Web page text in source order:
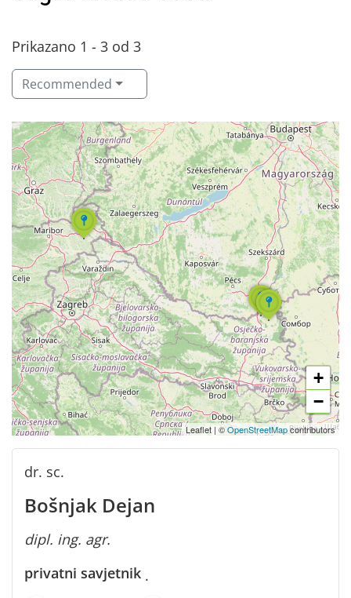
Prikazano 1 - 3 od 3
Recommended
dr. sc.
Bošnjak Dejan
dipl. ing. agr.
privatni savjetnik ·
+
−
Leaflet | ©OpenStreetMapcontributors